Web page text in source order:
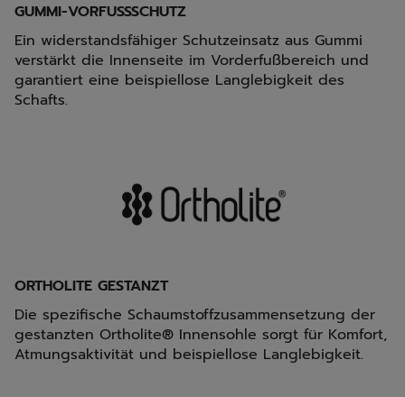
GUMMI-VORFUSSSCHUTZ
Ein widerstandsfähiger Schutzeinsatz aus Gummi
verstärkt die Innenseite im Vorderfußbereich und
garantiert eine beispiellose Langlebigkeit des
Schafts.
ORTHOLITE GESTANZT
Die spezifische Schaumstoffzusammensetzung der
gestanzten Ortholite® Innensohle sorgt für Komfort,
Atmungsaktivität und beispiellose Langlebigkeit.